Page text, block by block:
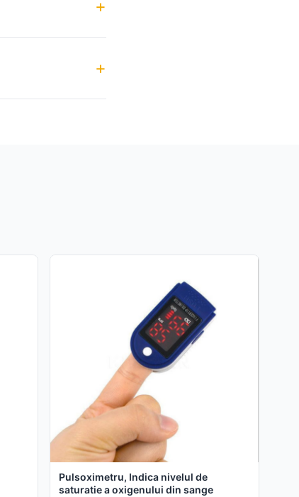
Pulsoximetru, Indica nivelul de
saturatie a oxigenului din sange